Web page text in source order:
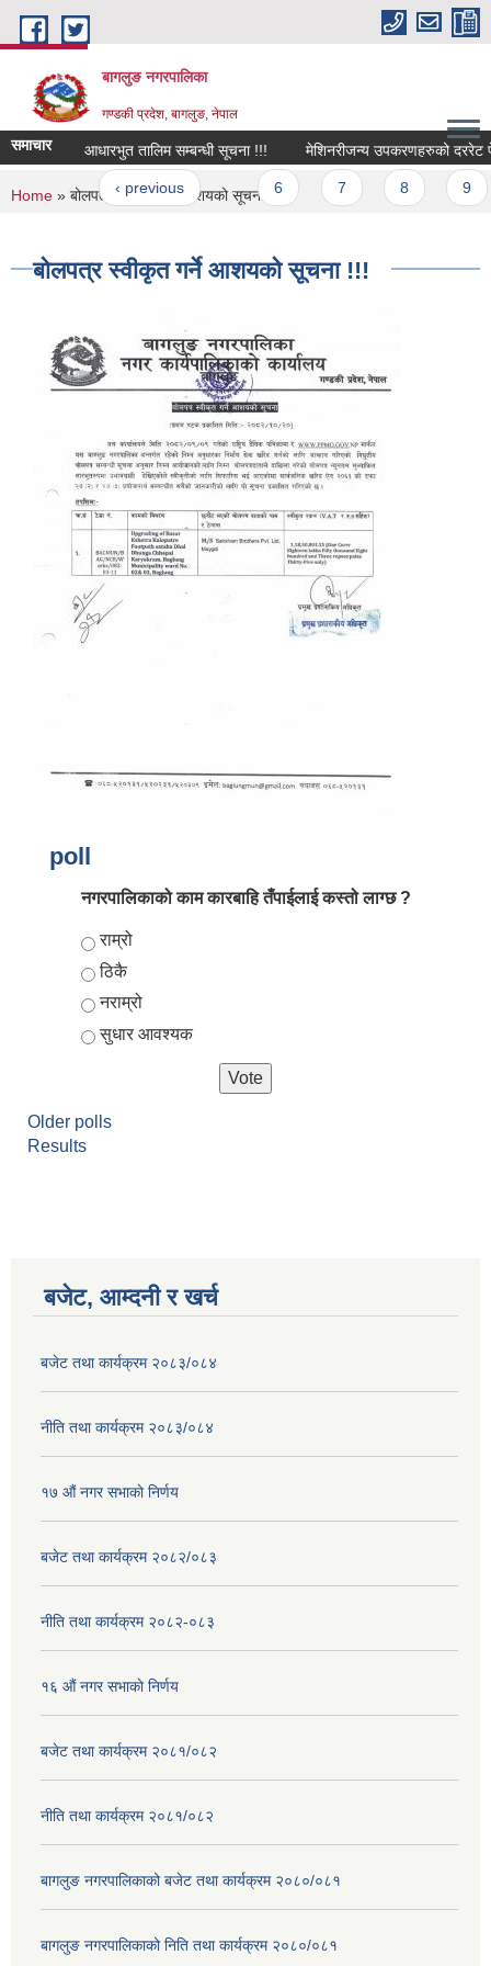
Skip to main content
बागलुङ नगरपालिका
गण्डकी प्रदेश, बागलुङ, नेपाल
समाचार आधारभुत तालिम सम्बन्धी सूचना !!! मेशिनरीजन्य उपकरणहरुको दररेट पेश
« first ‹ previous … 6
You are here
Home » बोलपत्र स्वीकृत गर्ने आशयको सूचना !!!
बोलपत्र स्वीकृत गर्ने आशयको सूचना !!!
poll
नगरपालिकाको काम कारबाहि तँपाईलाई कस्तो लाग्छ ?
Choices
राम्रो
ठिकै
नराम्रो
सुधार आवश्यक
Older polls
Results
बजेट, आम्दनी र खर्च
बजेट तथा कार्यक्रम २०८३/०८४
नीति तथा कार्यक्रम २०८३/०८४
१७ ‌‍औं नगर सभाकाे निर्णय
बजेट तथा कार्यक्रम २०८२/०८३
नीति तथा कार्यक्रम २०८२-०८३
१६ ‌औं नगर सभाकाे निर्णय
बजेट तथा कार्यक्रम २०८१/०८२
नीति तथा कार्यक्रम २०८१/०८२
बागलुङ नगरपालिकाको बजेट तथा कार्यक्रम २०८०/०८१
बागलुङ नगरपालिकाको निति तथा कार्यक्रम २०८०/०८१